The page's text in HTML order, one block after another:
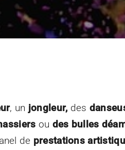
, un jongleur, des
ou des bulles
de prestations